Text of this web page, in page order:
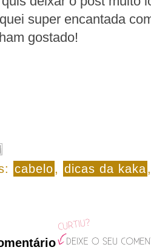
super encantada
gostado!
cabelo, dicas da kaka